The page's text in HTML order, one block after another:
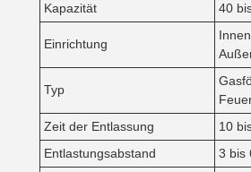
Kapazität
40
Einrichtung
Typ
Zeit der Entlassung
10
Entlastungsabstand
3 bis